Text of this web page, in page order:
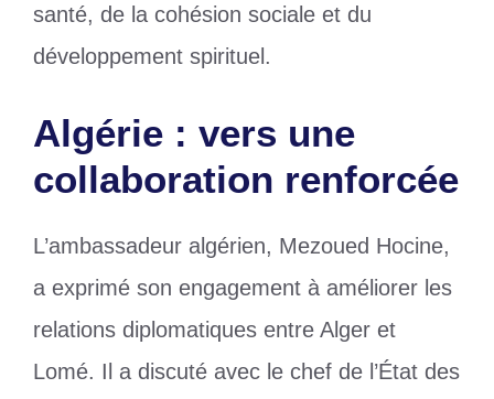
santé, de la cohésion sociale et du
développement spirituel.
Algérie : vers une
collaboration renforcée
L’ambassadeur algérien, Mezoued Hocine,
a exprimé son engagement à améliorer les
relations diplomatiques entre Alger et
Lomé. Il a discuté avec le chef de l’État des